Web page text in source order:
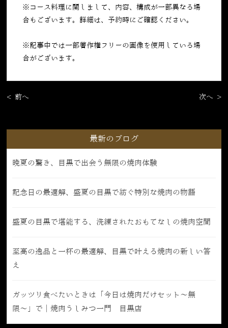
※コース料理に関しまして、内容、構成が一部異なる場
合もございます。詳細は、予約時にご確認ください。
※記事中では一部著作権フリーの画像を使用している場
合がございます。
< 前へ 次へ >
最新のブログ
晩夏の驚き、目黒で出会う無限の焼肉体験
記念日の最適解、盛夏の目黒で紡ぐ特別な焼肉の物語
盛夏の目黒で堪能する、洗練されたおもてなしの焼肉空間
至高の逸品と一杯の最適解、目黒で叶える焼肉の新しい答
え
ガッツリ食べたいときは「今日は焼肉だけセット〜無
限〜」で｜焼肉うしみつ一門 目黒店